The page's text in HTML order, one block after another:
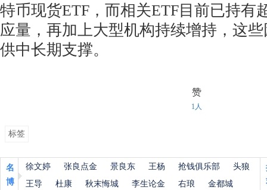
特币现货ETF，而相关ETF目前已持有
应量，再加上大型机构持续增持，这
供中长期支撑。
赞
1人
标签
名
博
徐文婷 张良点金 景良东 王杨 抢钱俱乐部
头狼
王导
杜康 秋末悔城 李生论金 右琅 金都城